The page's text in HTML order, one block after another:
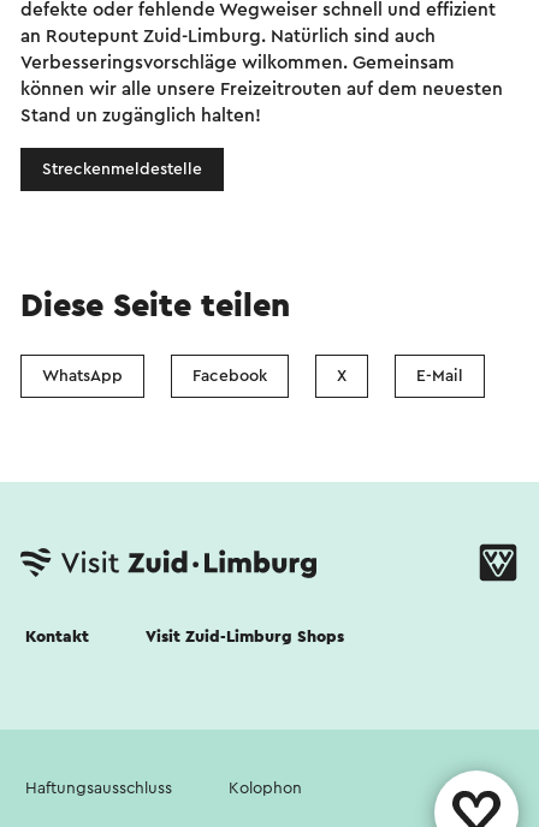
defekte oder fehlende Wegweiser schnell und effizient
an Routepunt Zuid-Limburg. Natürlich sind auch
Verbesseringsvorschläge wilkommen. Gemeinsam
können wir alle unsere Freizeitrouten auf dem neuesten
Stand un zugänglich halten!
Streckenmeldestelle
Diese Seite teilen
WhatsApp Facebook X E-Mail
Kontakt Visit Zuid-Limburg Shops
Haftungsausschluss Kolophon